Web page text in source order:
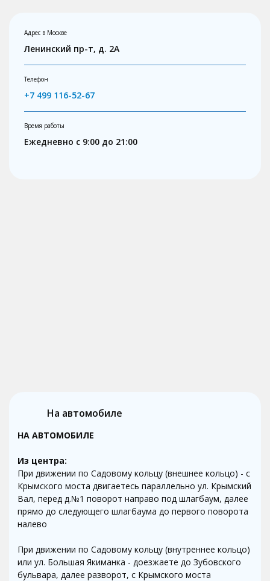
Адрес в Москве
Ленинский пр-т, д. 2А
Телефон
+7 499 116-52-67
Время работы
Ежедневно с 9:00 до 21:00
На автомобиле
НА АВТОМОБИЛЕ
Из центра:
При движении по Садовому кольцу (внешнее кольцо) - с
Крымского моста двигаетесь параллельно ул. Крымский
Вал, перед д.№1 поворот направо под шлагбаум, далее
прямо до следующего шлагбаума до первого поворота
налево
При движении по Садовому кольцу (внутреннее кольцо)
или ул. Большая Якиманка - доезжаете до Зубовского
бульвара, далее разворот, с Крымского моста